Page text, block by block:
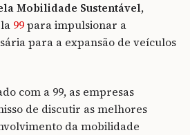
Mobilidade Sustentável,
99para impulsionar a
para a expansão de veículos
com a 99, as empresas
de discutir as melhores
da mobilidade